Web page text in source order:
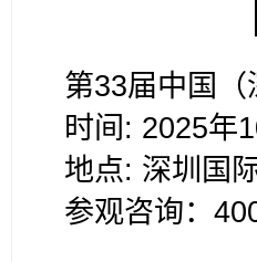
第33届中国
时间: 2025年
地点: 深圳国
参观咨询：